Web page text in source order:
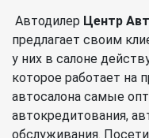
Автодилер Центр
предлагает своим
у них в салоне
которое работает на
автосалона самые
автокредитования,
обслуживания.